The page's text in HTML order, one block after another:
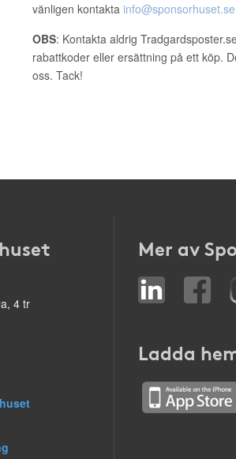
vänligen kontakta info@sponsorhuset.se
OBS: Kontakta aldrig
rabattkoder eller ersättning på ett köp.
oss. Tack!
4 tr
Mer av
Ladda